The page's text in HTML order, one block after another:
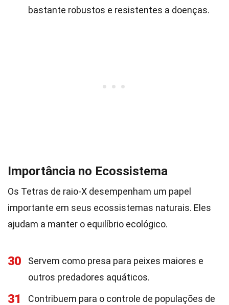
bastante robustos e resistentes a doenças.
Importância no Ecossistema
Os Tetras de raio-X desempenham um papel
importante em seus ecossistemas naturais. Eles
ajudam a manter o equilíbrio ecológico.
30
Servem como presa para peixes maiores e
outros predadores aquáticos.
31
Contribuem para o controle de populações de